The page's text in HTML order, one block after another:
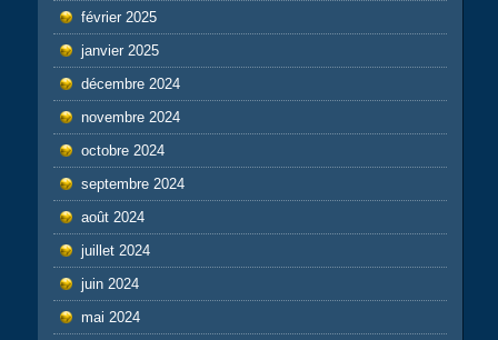
février 2025
janvier 2025
décembre 2024
novembre 2024
octobre 2024
septembre 2024
août 2024
juillet 2024
juin 2024
mai 2024